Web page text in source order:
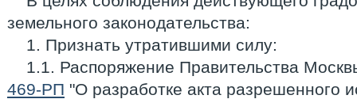
земельного законодательства:
1. Признать утратившими силу:
1.1. Распоряжение Правительства
469-РП "О разработке акта разрешенного